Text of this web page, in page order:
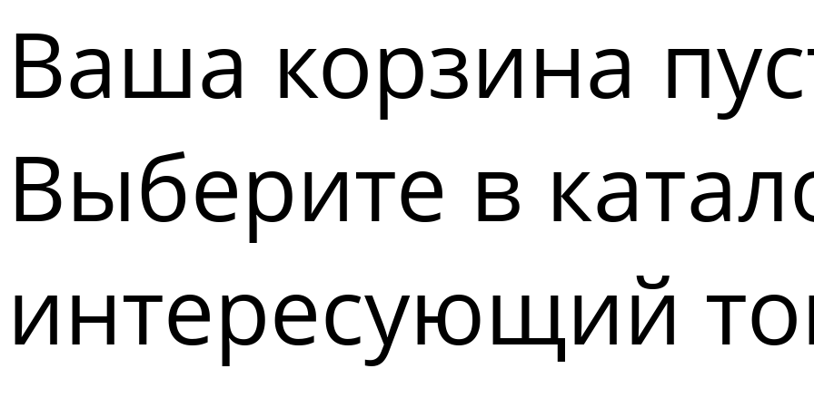
Ваша корзина
Выберите в
интересующий